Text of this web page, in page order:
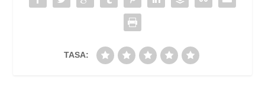
TASA: